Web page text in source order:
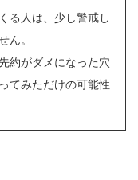
る人は、少し警戒し
ん。
約がダメになった穴
てみただけの可能性